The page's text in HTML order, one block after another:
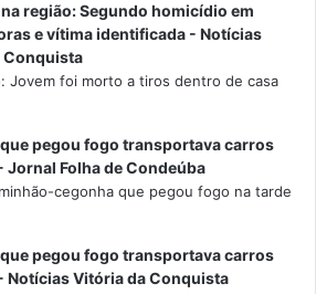
região: Segundo homicídio em
e vítima identificada - Notícias
Conquista
Jovem foi morto a tiros dentro de casa
pegou fogo transportava carros
Jornal Folha de Condeúba
cegonha que pegou fogo na tarde
pegou fogo transportava carros
Notícias Vitória da Conquista